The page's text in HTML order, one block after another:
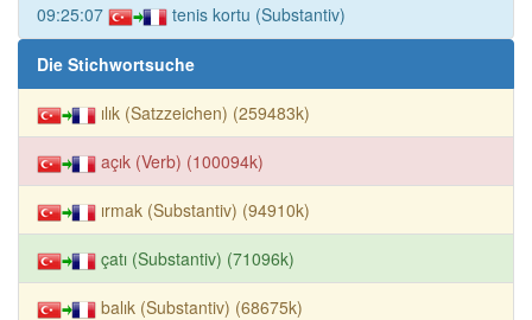
09:25:07 tenis kortu (Substantiv)
Die Stichwortsuche
ılık (Satzzeichen) (259483k)
açık (Verb) (100094k)
ırmak (Substantiv) (94910k)
çatı (Substantiv) (71096k)
balık (Substantiv) (68675k)